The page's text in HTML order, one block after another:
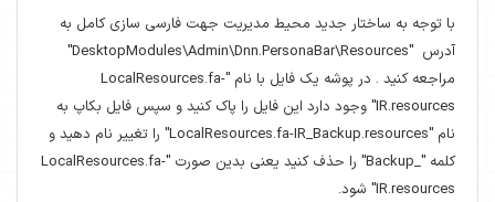
با توجه به ساختار جدید محیط مدیریت جهت فارسی سازی کامل به
آدرس "DesktopModules\Admin\Dnn.PersonaBar\Resources"
مراجعه کنید . در پوشه یک فایل با نام "LocalResources.fa-
IR.resources" وجود دارد این فایل را پاک کنید و سپس فایل بکاپ به
نام "LocalResources.fa-IR_Backup.resources" را تغییر نام دهید و
کلمه "_Backup" را حذف کنید یعنی بدین صورت "LocalResources.fa-
IR.resources" شود.